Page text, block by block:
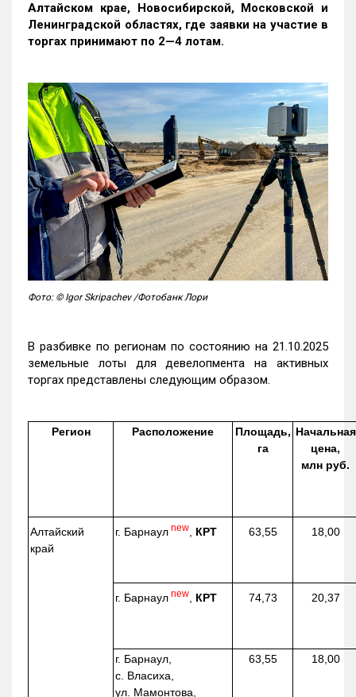
Алтайском крае, Новосибирской, Московской и
Ленинградской областях, где заявки на участие в
торгах принимают по 2—4 лотам.
Фото: © Igor Skripachev /Фотобанк Лори
В разбивке по регионам по состоянию на 21.10.2025
земельные лоты для девелопмента на активных
торгах представлены следующим образом.
Регион Расположение
Площадь,
га
Начальная
цена,
млн руб.
Алтайский
край
г. Барнаул new КРТ 63,55 18,00
г. Барнаул new КРТ 74,73 20,37
г. Барнаул,
с. Власиха,
ул. Мамонтова,
63,55 18,00